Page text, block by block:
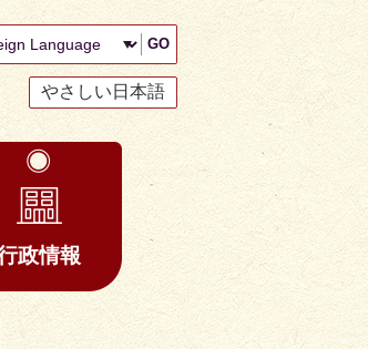
GO
やさしい日本語
政情報